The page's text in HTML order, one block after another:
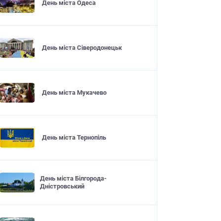
День міста Одеса
День міста Сіверодонецьк
День міста Мукачево
День міста Тернопіль
День міста Білгорода-
Дністровський